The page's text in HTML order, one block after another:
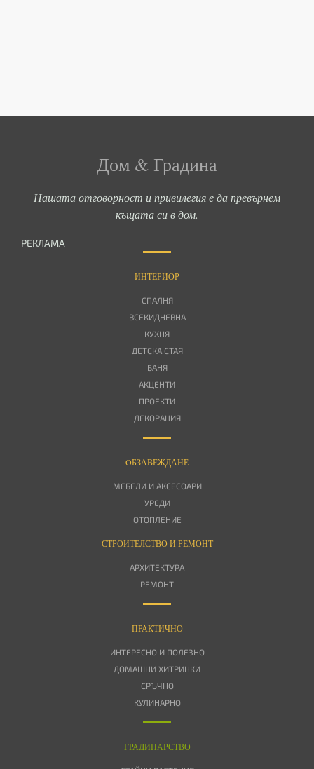
Дом & Градина
Нашата отговорност и привилегия е да превърнем
къщата си в дом.
РЕКЛАМА
ИНТЕРИОР
СПАЛНЯ
ВСЕКИДНЕВНА
КУХНЯ
ДЕТСКА СТАЯ
БАНЯ
АКЦЕНТИ
ПРОЕКТИ
ДЕКОРАЦИЯ
OБЗАВЕЖДАНЕ
МЕБЕЛИ И АКСЕСОАРИ
УРЕДИ
ОТОПЛЕНИЕ
СТРОИТЕЛСТВО И РЕМОНТ
АРХИТЕКТУРА
РЕМОНТ
ПРАКТИЧНО
ИНТЕРЕСНО И ПОЛЕЗНО
ДОМАШНИ ХИТРИНКИ
СРЪЧНО
КУЛИНАРНО
ГРАДИНАРСТВО